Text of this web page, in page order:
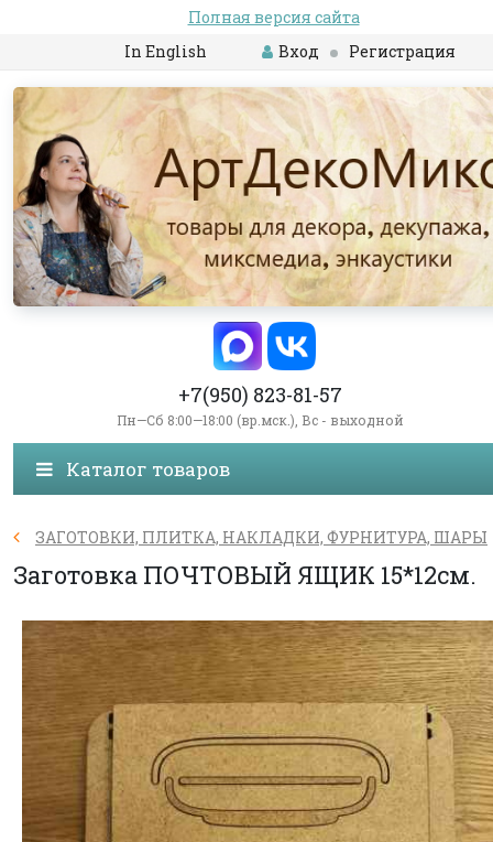
Полная версия сайта
In English
Вход Регистрация
+7(950) 823-81-57
Пн—Сб 8:00—18:00 (вр.мск.), Вс - выходной
Каталог товаров
ЗАГОТОВКИ, ПЛИТКА, НАКЛАДКИ, ФУРНИТУРА, ШАРЫ
Заготовка ПОЧТОВЫЙ ЯЩИК 15*12см.